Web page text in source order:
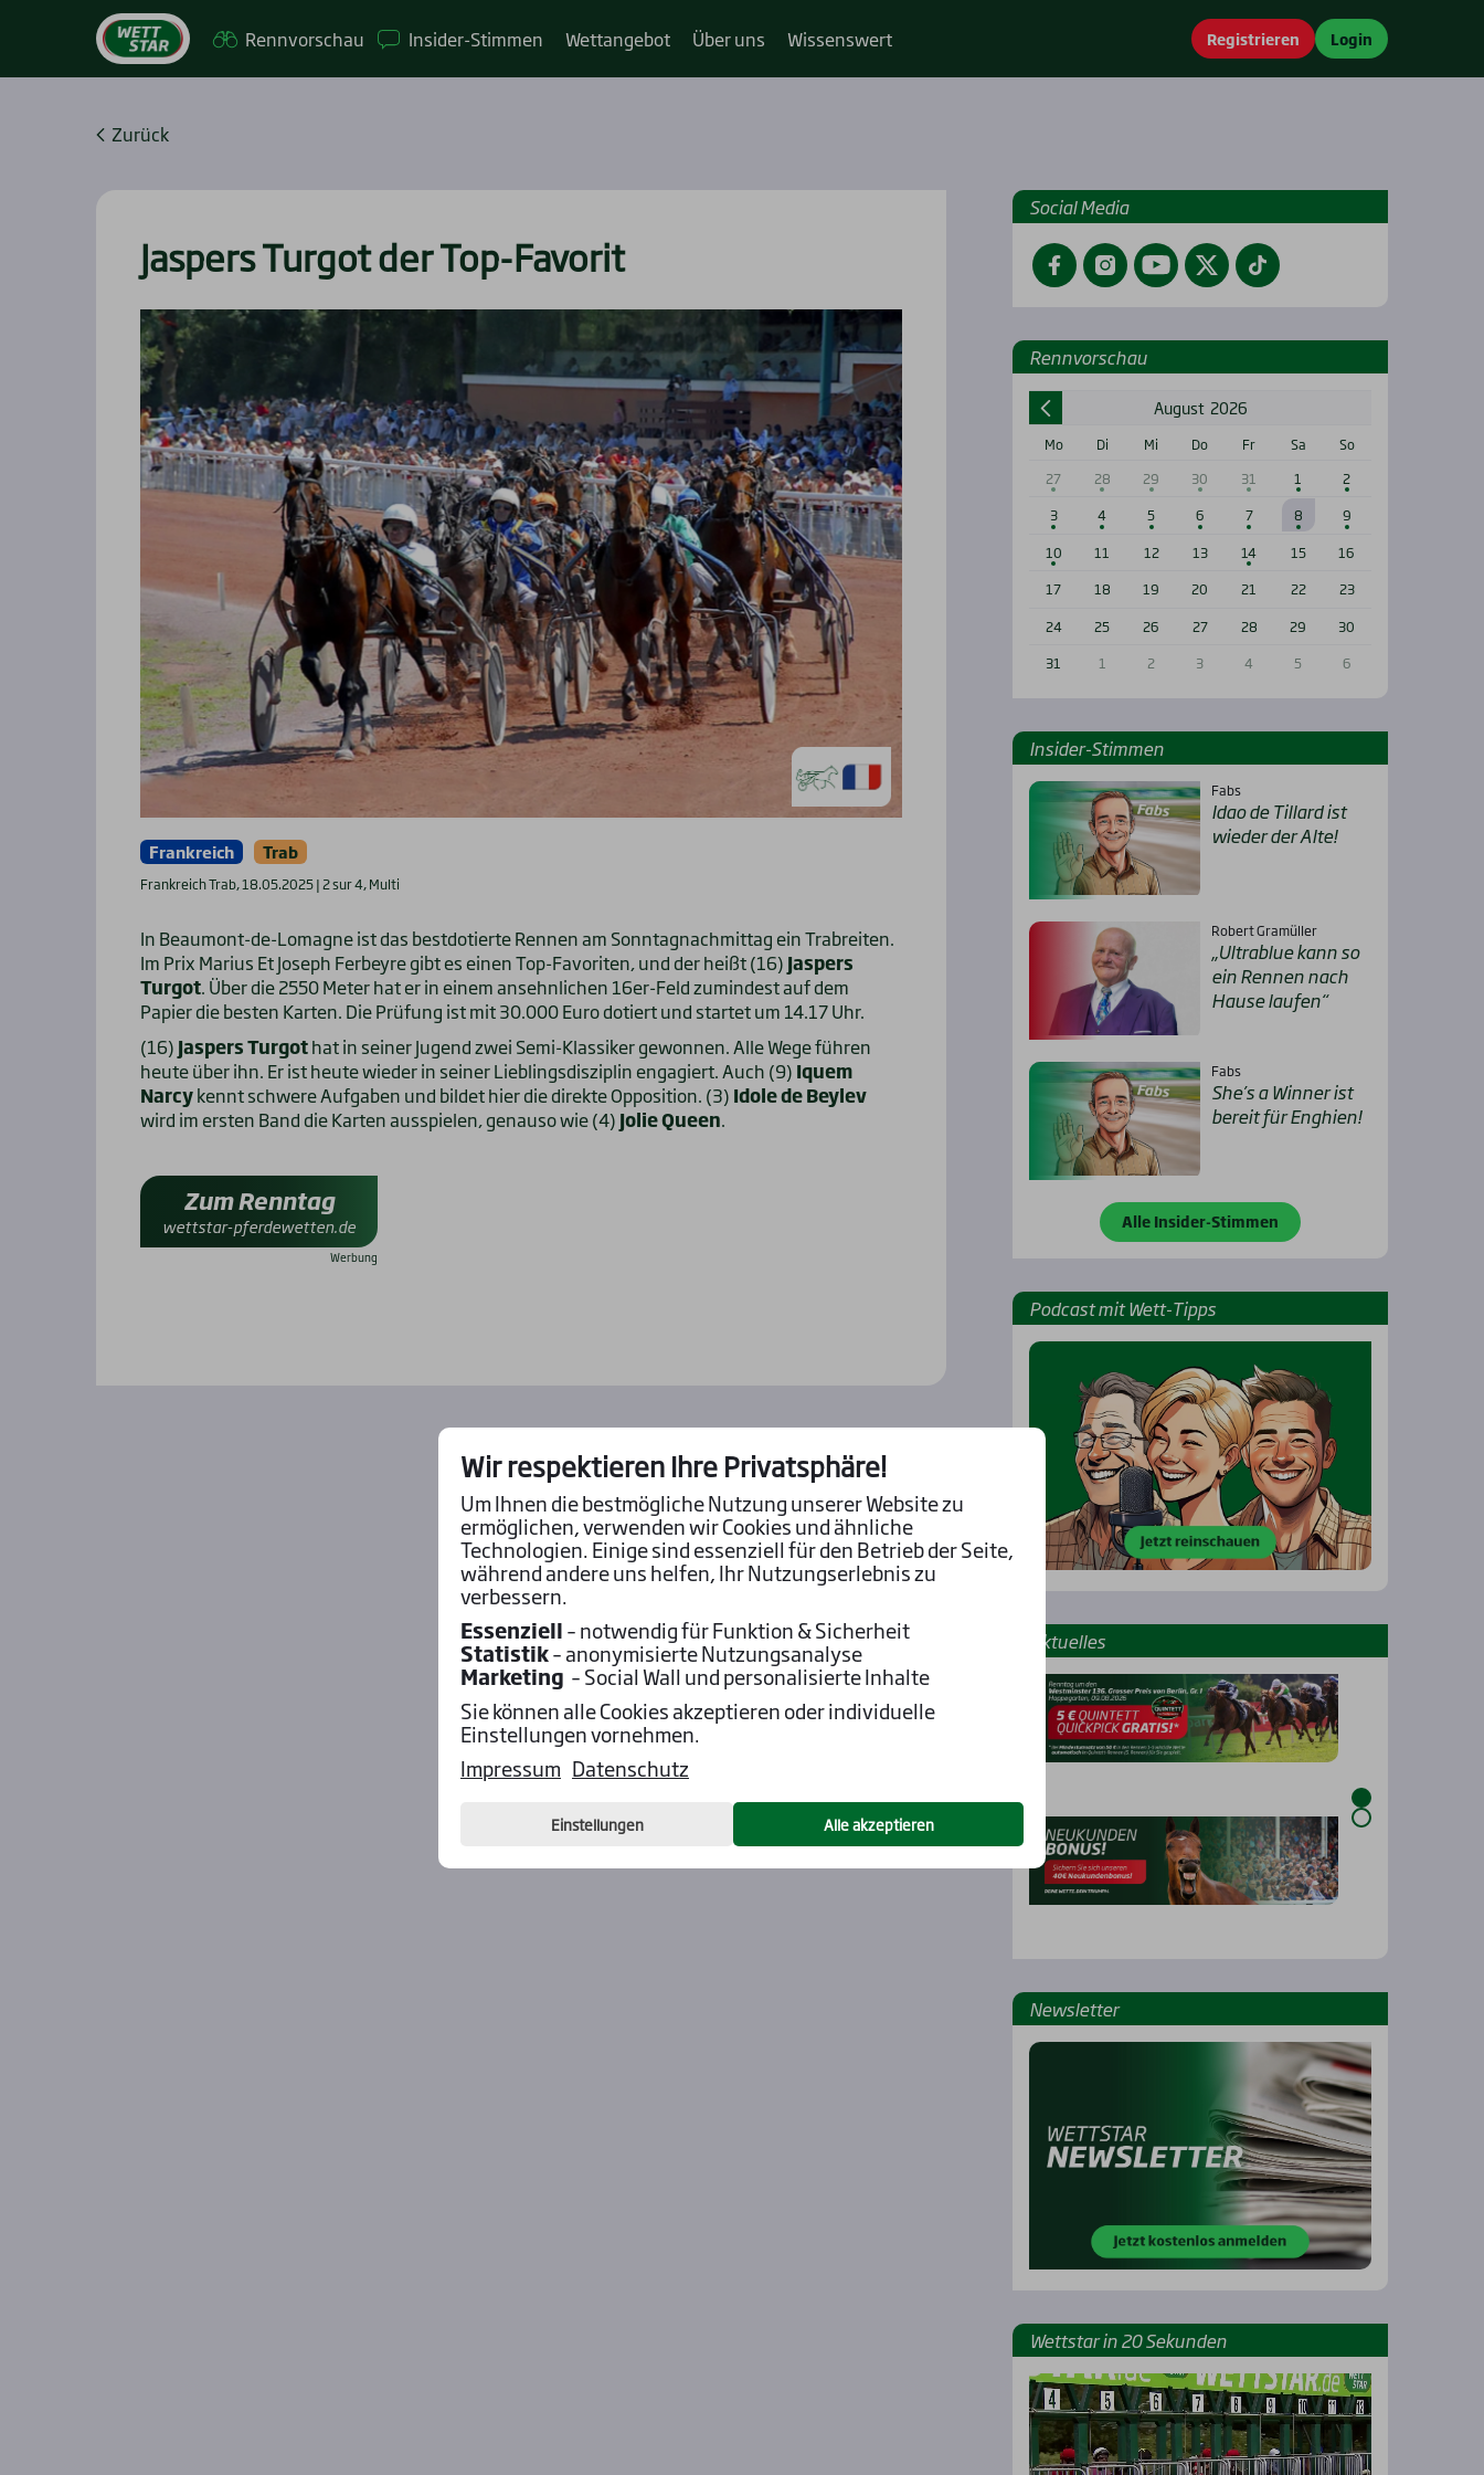
Renn­vor­schau Insi­­der-Stim­­men Wett­an­ge­bot Über uns Wis­sens­wert Registrieren Login
Zurück
Jas­pers Tur­got der Top-Favo­rit
Frankreich Trab
Frankreich Trab, 18.05.2025 | 2 sur 4, Multi
In Beaumont-de-Lomagne ist das bestdotierte Rennen am Sonntagnachmittag ein Trabreiten.
Im Prix Marius Et Joseph Ferbeyre gibt es einen Top-Favoriten, und der heißt (16) Jaspers
Turgot. Über die 2550 Meter hat er in einem ansehnlichen 16er-Feld zumindest auf dem
Papier die besten Karten. Die Prüfung ist mit 30.000 Euro dotiert und startet um 14.17 Uhr.
(16) Jaspers Turgothat in seiner Jugend zwei Semi-Klassiker gewonnen. Alle Wege führen
heute über ihn. Er ist heute wieder in seiner Lieblingsdisziplin engagiert. Auch (9) Iquem
Narcykennt schwere Aufgaben und bildet hier die direkte Opposition. (3) Idole de Beylev
wird im ersten Band die Karten ausspielen, genauso wie (4) Jolie Queen.
Zum Renntag
wettstar-pferdewetten.de
Social Media
FacebookInstagramYouTubeTwitterTikTok
Renn­vor­schau
August 2026
Mo Di Mi Do Fr Sa
So
27
28 29 30 31 1
2
3
4 5 6 7 8
9
10
11 12 13 14 15
16
17
18 19 20 21 22
23
24
25 26 27 28 29
30
31
1 2 3 4 5 6
Insi­der-Stim­men
Fabs
Idao de Til­lard ist
wie­der der Alte!
Robert Gramüller
„Ultra­b­lue kann so
ein Ren­nen nach
Hau­se lau­fen“
Fabs
She’s a Win­ner ist
bereit für Eng­hien!
Alle Insider-Stimmen
Pod­cast mit Wett-Tipps
Aktu­el­les
Rennbahnen
News­let­ter
Wett­star in 20 Sekun­den
Wir respektieren Ihre Privatsphäre!
Um Ihnen die bestmögliche Nutzung unserer Website zu
ermöglichen, verwenden wir Cookies und ähnliche
Technologien. Einige sind essenziell für den Betrieb der Seite,
während andere uns helfen, Ihr Nutzungserlebnis zu
verbessern.
Essenziell– notwendig für Funktion & Sicherheit
Statistik– anonymisierte Nutzungsanalyse
Marketing – Social Wall und personalisierte Inhalte
Sie können alle Cookies akzeptieren oder individuelle
Einstellungen vornehmen.
Impressum Datenschutz
Einstellungen Alle akzeptieren